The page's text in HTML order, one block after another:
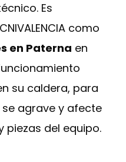
Es
como
en Paterna en
su caldera, para
agrave y afecte
piezas del equipo.